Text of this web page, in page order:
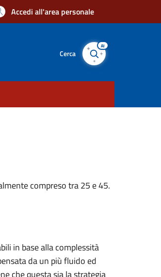
Accedi all'area personale
Cerca
AI
compreso tra 25 e 45.
in base alla complessità
da un più fluido ed
che questa sia la strategia